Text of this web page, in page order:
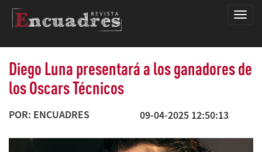
Diego Luna presentará a los ganadores de
los Oscars Técnicos
POR: ENCUADRES 09-04-2025 12:50:13